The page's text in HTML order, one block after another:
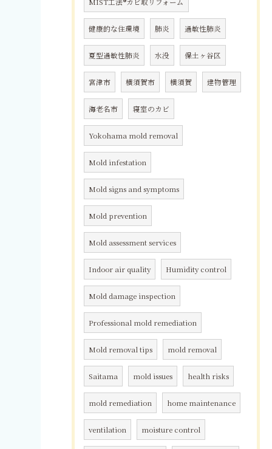
健康的な住環境 肺炎 過敏性肺炎
夏型過敏性肺炎 水没 保土ヶ谷区
宮津市 横須賀市 横須賀 建物管理
海老名市 寝室のカビ
Yokohama mold removal
Mold infestation
Mold signs and symptoms
Mold prevention
Mold assessment services
Indoor air quality Humidity control
Mold damage inspection
Professional mold remediation
Mold removal tips mold removal
Saitama mold issues health risks
mold remediation home maintenance
ventilation moisture control